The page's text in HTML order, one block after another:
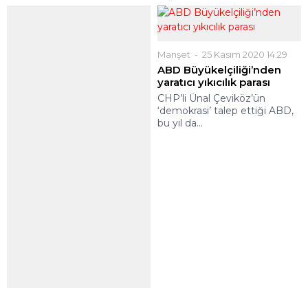
Manşet 25 Kasım 2020 14:29
ABD Büyükelçiliği’nden
yaratıcı yıkıcılık parası
CHP’li Ünal Çeviköz’ün
‘demokrasi’ talep ettiği ABD,
bu yıl da...